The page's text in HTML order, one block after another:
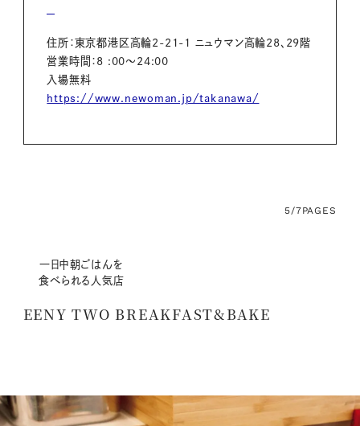
住所：東京都港区高輪2-21-1 ニュウマン高輪28、29階
営業時間：8 :00～24:00
入場無料
https://www.newoman.jp/takanawa/
5/7PAGES
一日中朝ごはんを
食べられる人気店
EENY TWO BREAKFAST&BAKE